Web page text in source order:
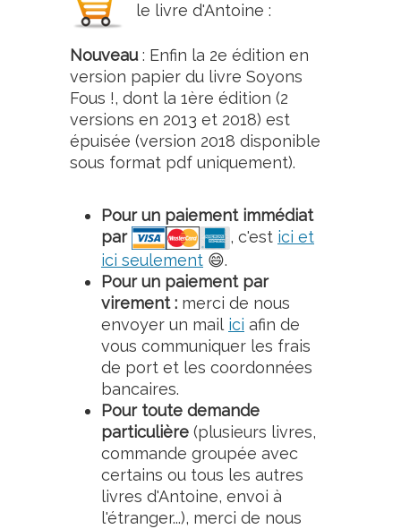
le livre d'Antoine :
Nouveau: Enfin la 2e édition en
version papier du livre Soyons
Fous !, dont la 1ère édition (2
versions en 2013 et 2018) est
épuisée (version 2018 disponible
sous format pdf uniquement).
Pour un paiement immédiat
par
, c'est ici et
ici seulement 😄.
Pour un paiement par
virement : merci de nous
envoyer un mail ici afin de
vous communiquer les frais
de port et les coordonnées
bancaires.
Pour toute demande
particulière (plusieurs livres,
commande groupée avec
certains ou tous les autres
livres d'Antoine, envoi à
l'étranger...), merci de nous